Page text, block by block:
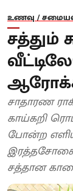
உணவு /
சத்தும்
சாதாரண
காய்கறி
போன்ற
இரத்தசோகை,
சத்தான